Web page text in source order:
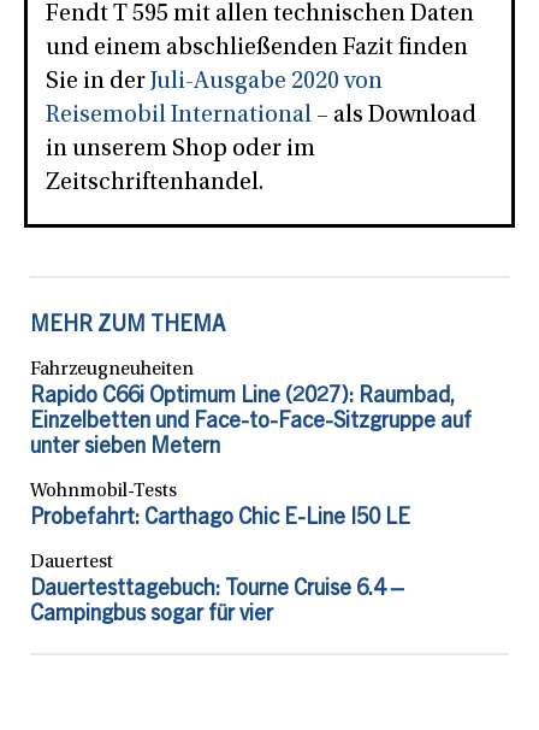
Fendt T 595 mit allen technischen Daten
und einem abschließenden Fazit finden
Sie in der Juli-Ausgabe 2020 von
Reisemobil International – als Download
in unserem Shop oder im
Zeitschriftenhandel.
MEHR ZUM THEMA
Fahrzeugneuheiten
Rapido C66i Optimum Line (2027): Raumbad,
Einzelbetten und Face-to-Face-Sitzgruppe auf
unter sieben Metern
Wohnmobil-Tests
Probefahrt: Carthago Chic E-Line I50 LE
Dauertest
Dauertesttagebuch: Tourne Cruise 6.4 –
Campingbus sogar für vier